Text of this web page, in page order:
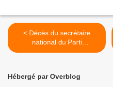
< Décès du secrétaire
national du Parti
communiste du Québec
Canada (PCC)
Hébergé par Overblog